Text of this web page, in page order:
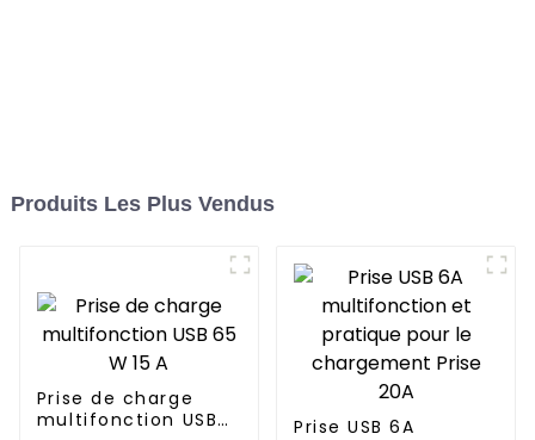
Produits Les Plus Vendus
Prise de charge
multifonction USB
Prise USB 6A